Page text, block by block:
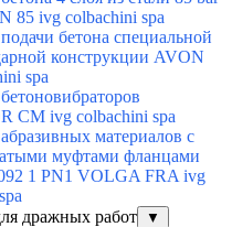
85 ivg colbachini spa
бетона специальной
конструкции AVON
spa
CM ivg colbachini spa
материалов с
муфтами фланцами
1 PN1 VOLGA FRA ivg
дражных работ
▼